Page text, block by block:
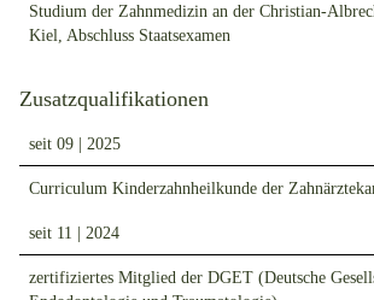
Studium der Zahnmedizin an der Christian-
Kiel, Abschluss Staatsexamen
Zusatzqualifikationen
seit 09 | 2025
Curriculum Kinderzahnheilkunde der
seit 11 | 2024
zertifiziertes Mitglied der DGET (Deutsche